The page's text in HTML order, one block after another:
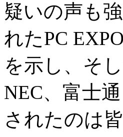
疑いの声も
れたPC
を示し、そ
NEC、富士
されたのは